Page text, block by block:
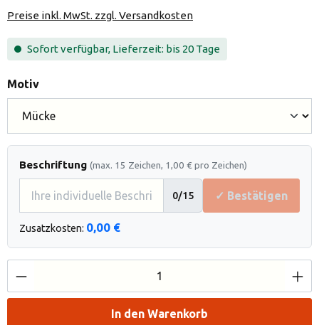
Preise inkl. MwSt. zzgl. Versandkosten
Sofort verfügbar, Lieferzeit: bis 20 Tage
Motivauswählen
Beschriftung (max. 15 Zeichen, 1,00 € pro Zeichen)
0/15 ✓ Bestätigen
Zusatzkosten: 0,00 €
Produkt Anzahl: Gib den gewünschten
In den Warenkorb